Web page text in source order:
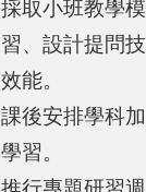
採取小班教學
習、設計提問
效能。
課後安排學科
學習。